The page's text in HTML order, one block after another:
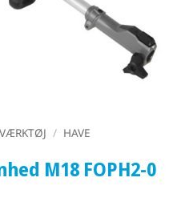
/ HAVE
M18 FOPH2-0